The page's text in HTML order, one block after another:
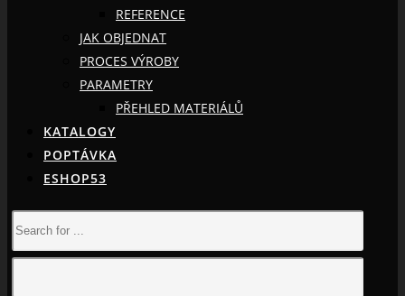
REFERENCE
JAK OBJEDNAT
PROCES VÝROBY
PARAMETRY
PŘEHLED MATERIÁLŮ
KATALOGY
POPTÁVKA
ESHOP53